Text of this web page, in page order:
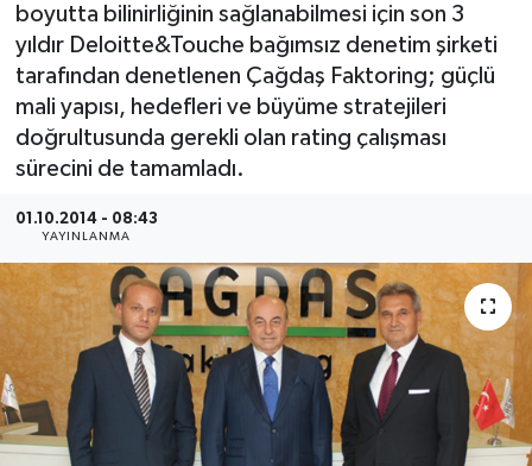
boyutta bilinirliğinin sağlanabilmesi için son 3
yıldır Deloitte&Touche bağımsız denetim şirketi
tarafından denetlenen Çağdaş Faktoring; güçlü
mali yapısı, hedefleri ve büyüme stratejileri
doğrultusunda gerekli olan rating çalışması
sürecini de tamamladı.
01.10.2014 - 08:43
YAYINLANMA
KAPAK
OSB
SEKTÖR
SÖYLEŞİ
ÜLKE
YAŞAM